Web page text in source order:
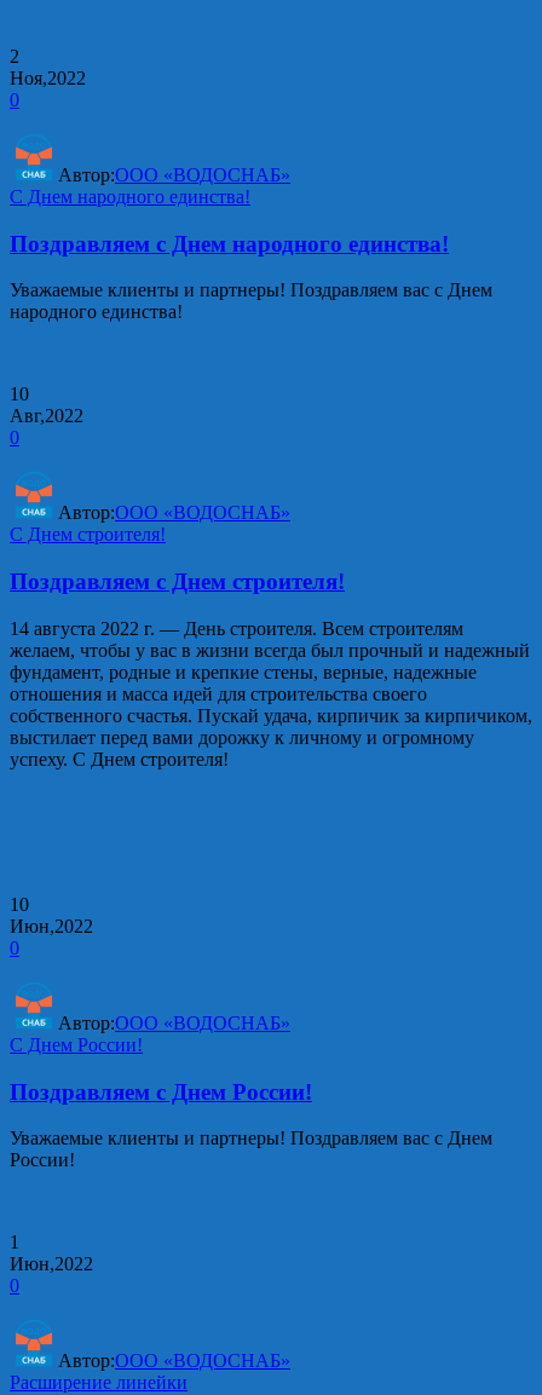
2
Ноя,2022
0
Автор:ООО «ВОДОСНАБ»
С Днем народного единства!
Поздравляем с Днем народного единства!
Уважаемые клиенты и партнеры! Поздравляем вас с Днем
народного единства!
10
Авг,2022
0
Автор:ООО «ВОДОСНАБ»
С Днем строителя!
Поздравляем с Днем строителя!
14 августа 2022 г. — День строителя. Всем строителям
желаем, чтобы у вас в жизни всегда был прочный и надежный
фундамент, родные и крепкие стены, верные, надежные
отношения и масса идей для строительства своего
собственного счастья. Пускай удача, кирпичик за кирпичиком,
выстилает перед вами дорожку к личному и огромному
успеху. С Днем строителя!
10
Июн,2022
0
Автор:ООО «ВОДОСНАБ»
С Днем России!
Поздравляем с Днем России!
Уважаемые клиенты и партнеры! Поздравляем вас с Днем
России!
1
Июн,2022
0
Автор:ООО «ВОДОСНАБ»
Расширение линейки